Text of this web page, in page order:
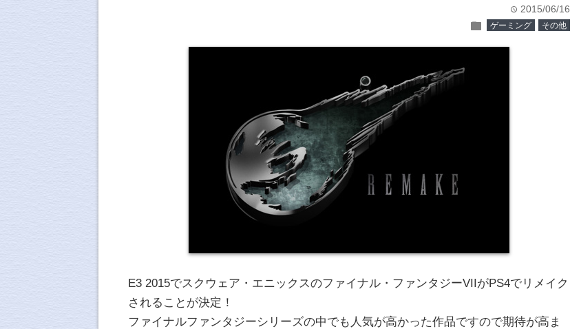
time 2015/06/16
folder ゲーミング その他
E3 2015でスクウェア・エニックスのファイナル・ファンタジーVIIがPS4でリメイク
されることが決定！
ファイナルファンタジーシリーズの中でも人気が高かった作品ですので期待が高ま